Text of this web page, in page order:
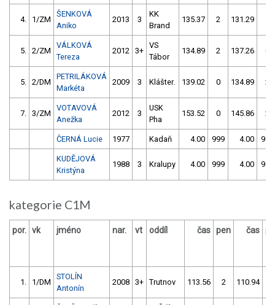
4. 1/ZM
ŠENKOVÁ
Aniko
2013 3
KK
Brand
135.37 2 131.29 4
5. 2/ZM
VÁLKOVÁ
Tereza
2012 3+
VS
Tábor
134.89 2 137.26 0
5. 2/DM
PETRILÁKOVÁ
Markéta
2009 3 Klášter. 139.02 0 134.89 2
7. 3/ZM
VOTAVOVÁ
Anežka
2012 3
USK
Pha
153.52 0 145.86 2
ČERNÁ Lucie 1977 Kadaň 4.00 999 4.00 999
KUDĚJOVÁ
Kristýna
1988 3 Kralupy 4.00 999 4.00 999
kategorie C1M
por. vk jméno nar. vt oddíl čas pen čas
1. 1/DM
STOLÍN
Antonín
2008 3+ Trutnov 113.56 2 110.94